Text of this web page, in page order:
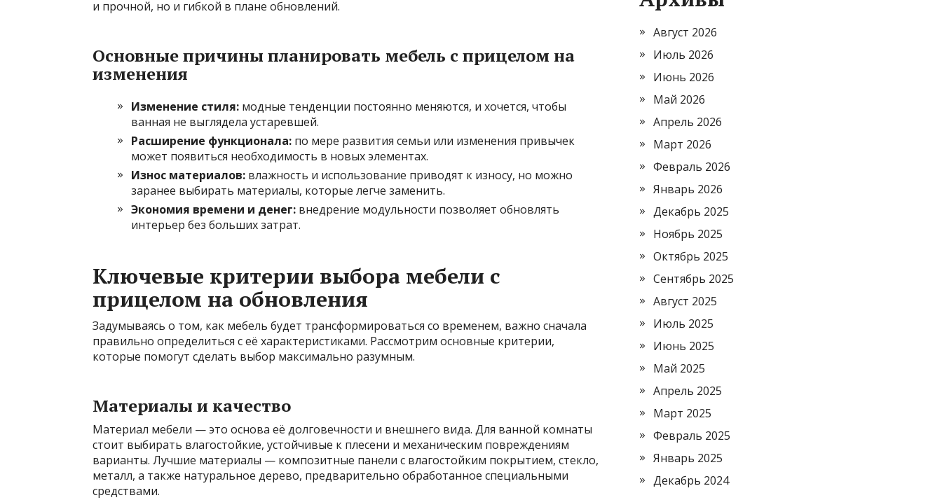
и прочной, но и гибкой в плане обновлений.
Основные причины планировать мебель с прицелом на
изменения
Изменение стиля: модные тенденции постоянно меняются, и хочется, чтобы
ванная не выглядела устаревшей.
Расширение функционала: по мере развития семьи или изменения привычек
может появиться необходимость в новых элементах.
Износ материалов: влажность и использование приводят к износу, но можно
заранее выбирать материалы, которые легче заменить.
Экономия времени и денег: внедрение модульности позволяет обновлять
интерьер без больших затрат.
Ключевые критерии выбора мебели с
прицелом на обновления
Задумываясь о том, как мебель будет трансформироваться со временем, важно сначала
правильно определиться с её характеристиками. Рассмотрим основные критерии,
которые помогут сделать выбор максимально разумным.
Материалы и качество
Материал мебели — это основа её долговечности и внешнего вида. Для ванной комнаты
стоит выбирать влагостойкие, устойчивые к плесени и механическим повреждениям
варианты. Лучшие материалы — композитные панели с влагостойким покрытием, стекло,
металл, а также натуральное дерево, предварительно обработанное специальными
средствами.
Август 2026
Июль 2026
Июнь 2026
Май 2026
Апрель 2026
Март 2026
Февраль 2026
Январь 2026
Декабрь 2025
Ноябрь 2025
Октябрь 2025
Сентябрь 2025
Август 2025
Июль 2025
Июнь 2025
Май 2025
Апрель 2025
Март 2025
Февраль 2025
Январь 2025
Декабрь 2024